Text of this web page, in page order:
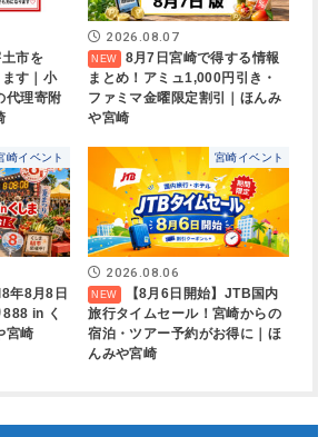
土市を
す｜小
代理寄附
2026.08.07
8月7日宮崎で得する情報
まとめ！アミュ1,000円引き・
ファミマ金曜限定割引｜ほんみ
や宮崎
崎イベント
8年8月8日
in く
宮崎
宮崎イベント
2026.08.06
【8月6日開始】JTB国内
旅行タイムセール！宮崎からの
宿泊・ツアー予約がお得に｜ほ
んみや宮崎